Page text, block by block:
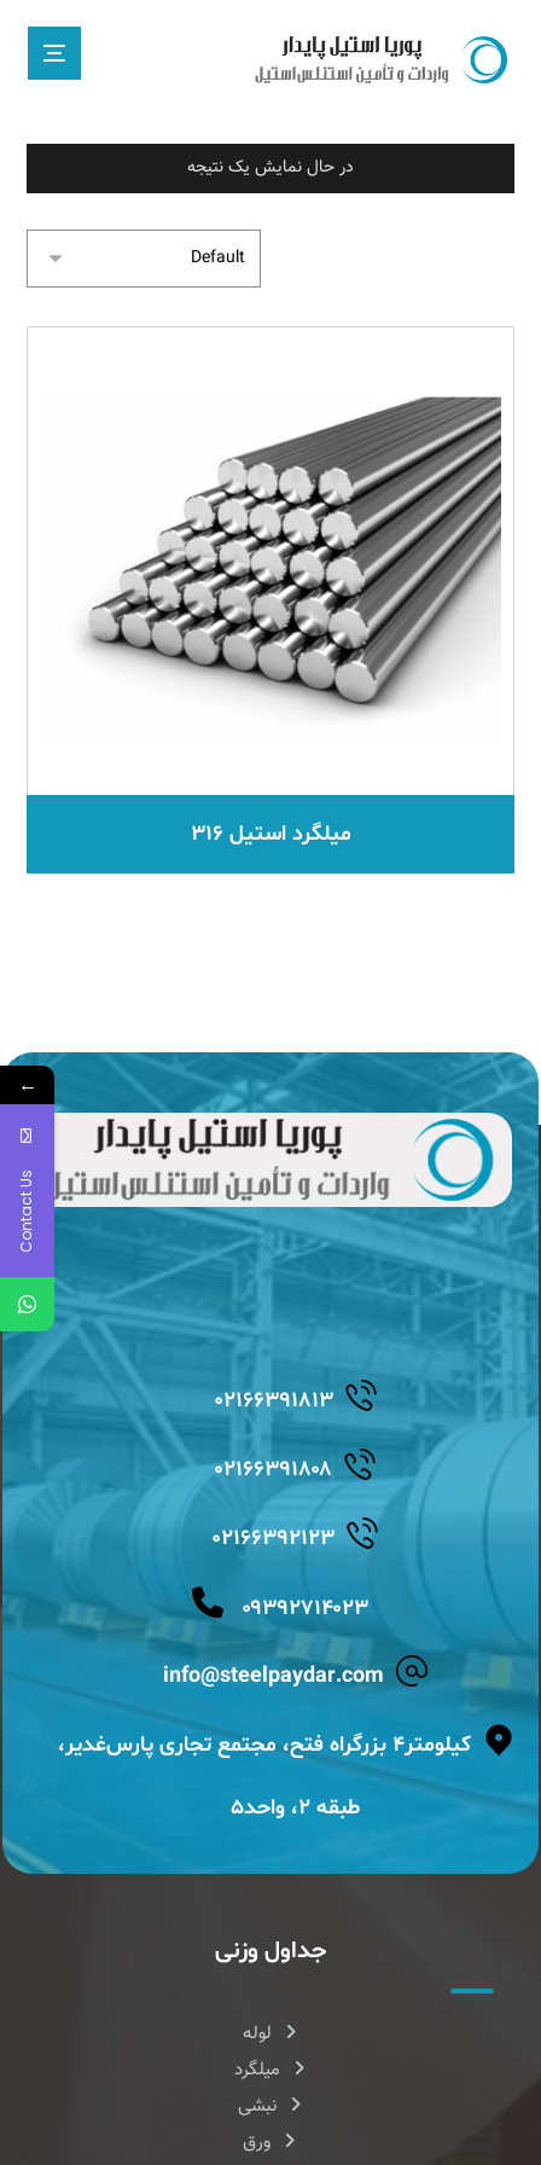
در حال نمایش یک نتیجه
میلگرد استیل ۳۱۶
۰۲۱۶۶۳۹۱۸۱۳
۰۲۱۶۶۳۹۱۸۰۸
۰۲۱۶۶۳۹۲۱۲۳
۰۹۳۹۲۷۱۴۰۲۳
info@steelpaydar.com
کیلومتر۴ بزرگراه فتح، مجتمع تجاری پارس‌غدیر،
طبقه ۲، واحد۵
جداول وزنی
لوله
میلگرد
نبشی
ورق
←
Contact Us